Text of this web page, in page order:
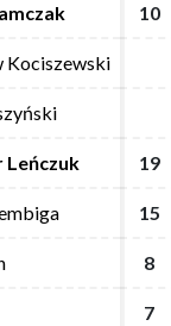
10
Kociszewski
Leńczuk 19
15
8
7
10
Kociszewski
Leńczuk 19
15
8
7